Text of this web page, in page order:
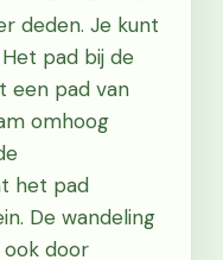
deden. Je kunt
pad bij de
een pad van
omhoog
het pad
De wandeling
door